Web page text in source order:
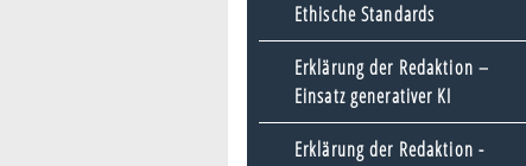
Ethische Standards
Erklärung der Redaktion –
Einsatz generativer KI
Erklärung der Redaktion -